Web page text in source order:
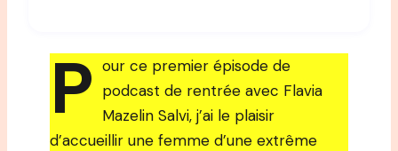
P our ce premier épisode de
podcast de rentrée avec Flavia
Mazelin Salvi, j’ai le plaisir
d’accueillir une femme d’une extrême